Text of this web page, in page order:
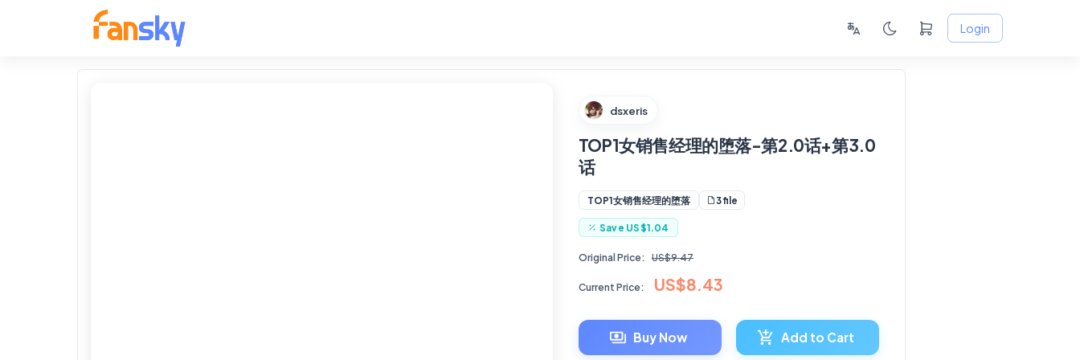
Login
dsxeris
TOP1女销售经理的堕落-第2.0话+第3.0
话
TOP1女销售经理的堕落 3 file
Save US$1.04
Original Price: US$9.47
Current Price: US$8.43
Buy Now Add to Cart